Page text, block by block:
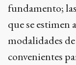
fundamento;
que se estimen
modalidades
convenientes